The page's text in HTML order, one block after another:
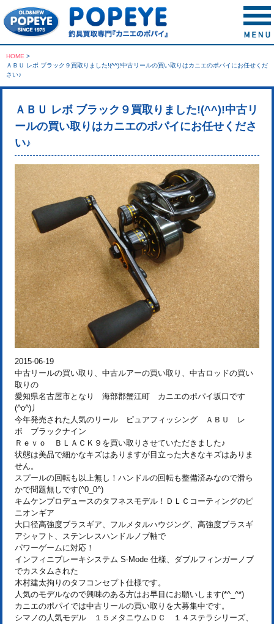
HOME >
ＡＢＵ レボ ブラック９買取りました!(^^)!中古リールの買い取りはカニエのポパイにお任せくだ
さい♪
ＡＢＵ レボ ブラック９買取りました!(^^)!中古リ
ールの買い取りはカニエのポパイにお任せくださ
い♪
2015-06-19
中古リールの買い取り、中古ルアーの買い取り、中古ロッドの買い
取りの
愛知県名古屋市となり 海部郡蟹江町 カニエのポパイ坂口です
(^o^)丿
今年発売された人気のリール ピュアフィッシング ＡＢＵ レ
ボ ブラックナイン
Ｒｅｖｏ ＢＬＡＣＫ９を買い取りさせていただきました♪
状態は美品で細かなキズはありますが目立った大きなキズはありま
せん。
スプールの回転も以上無し！ハンドルの回転も整備済みなので滑ら
かで問題無しです(^0_0^)
キムケンプロデュースのタフネスモデル！ＤＬＣコーティングのピ
ニオンギア
大口径高強度ブラスギア、フルメタルハウジング、高強度ブラスギ
アシャフト、ステンレスハンドルノブ軸で
パワーゲームに対応！
インフィニブレーキシステム S-Mode 仕様、ダブルフィンガーノブ
でカスタムされた
木村建太拘りのタフコンセプト仕様です。
人気のモデルなので興味のある方はお早目にお願いします(*^_^*)
カニエのポパイでは中古リールの買い取りを大募集中です。
シマノの人気モデル １５メタニウムＤＣ １４ステラシリーズ、